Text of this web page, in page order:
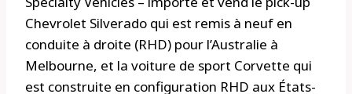
Chevrolet Silverado qui est remis à neuf en
conduite à droite (RHD) pour l’Australie à
Melbourne, et la voiture de sport Corvette qui
est construite en configuration RHD aux États-